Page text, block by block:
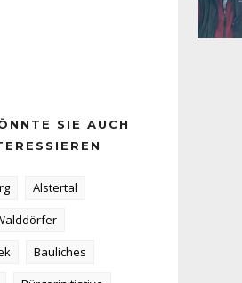
SIE AUCH
Alstertal
Bauliches